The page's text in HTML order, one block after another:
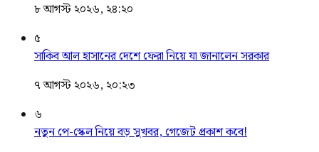
৮ আগস্ট ২০২৬, ২৪:২০
৫
সাকিব আল হাসানের দেশে ফেরা নিয়ে যা জানালেন সরকার
৭ আগস্ট ২০২৬, ২০:২৩
৬
নতুন পে-স্কেল নিয়ে বড় সুখবর, গেজেট প্রকাশ কবে!